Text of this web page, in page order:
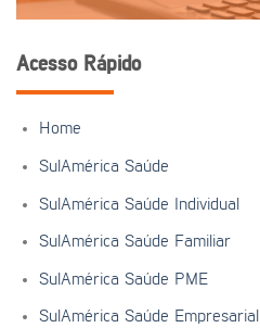
Acesso Rápido
Home
SulAmérica Saúde
SulAmérica Saúde Individual
SulAmérica Saúde Familiar
SulAmérica Saúde PME
SulAmérica Saúde Empresarial